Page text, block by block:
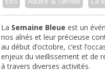
La Semaine Bleue est un
nos aînés et leur précieuse
au début d’octobre, c’est
enjeux du vieillissement et de
à travers diverses activités.